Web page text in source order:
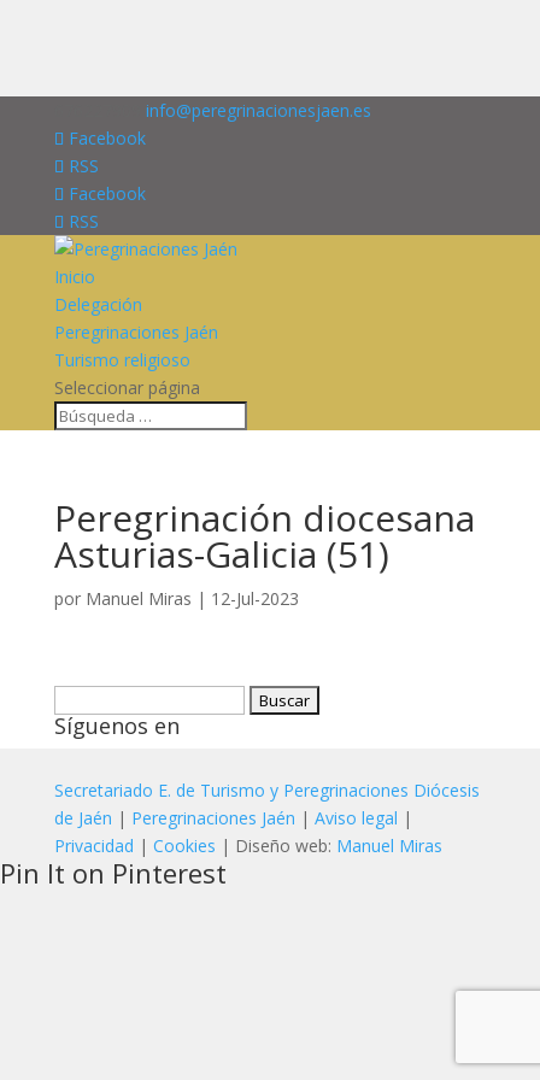
info@peregrinacionesjaen.es
Facebook
RSS
Facebook
RSS
Inicio
Delegación
Peregrinaciones Jaén
Turismo religioso
Seleccionar página
Peregrinación diocesana
Asturias-Galicia (51)
por Manuel Miras | 12-Jul-2023
Síguenos en
Secretariado E. de Turismo y Peregrinaciones Diócesis
de Jaén | Peregrinaciones Jaén | Aviso legal |
Privacidad | Cookies | Diseño web: Manuel Miras
Pin It on Pinterest